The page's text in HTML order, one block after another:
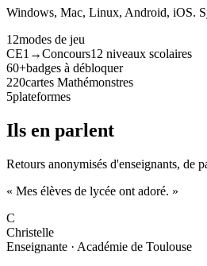
Windows, Mac, Linux, Android, iOS.
12modes de jeu
CE1→Concours12 niveaux scolaires
60+badges à débloquer
220cartes Mathémonstres
5plateformes
Ils en parlent
Retours anonymisés d'enseignants, de
« Mes élèves de lycée ont adoré. »
C
Christelle
Enseignante · Académie de Toulouse